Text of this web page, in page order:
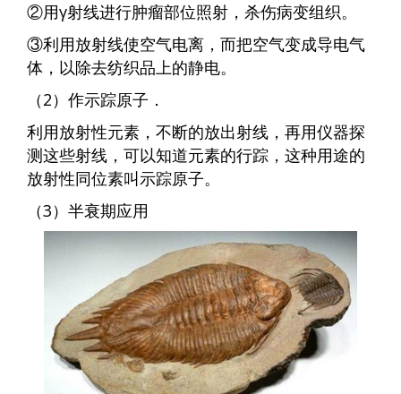
②用γ射线进行肿瘤部位照射，杀伤病变组织。
③利用放射线使空气电离，而把空气变成导电气
体，以除去纺织品上的静电。
（2）作示踪原子．
利用放射性元素，不断的放出射线，再用仪器探
测这些射线，可以知道元素的行踪，这种用途的
放射性同位素叫示踪原子。
（3）半衰期应用